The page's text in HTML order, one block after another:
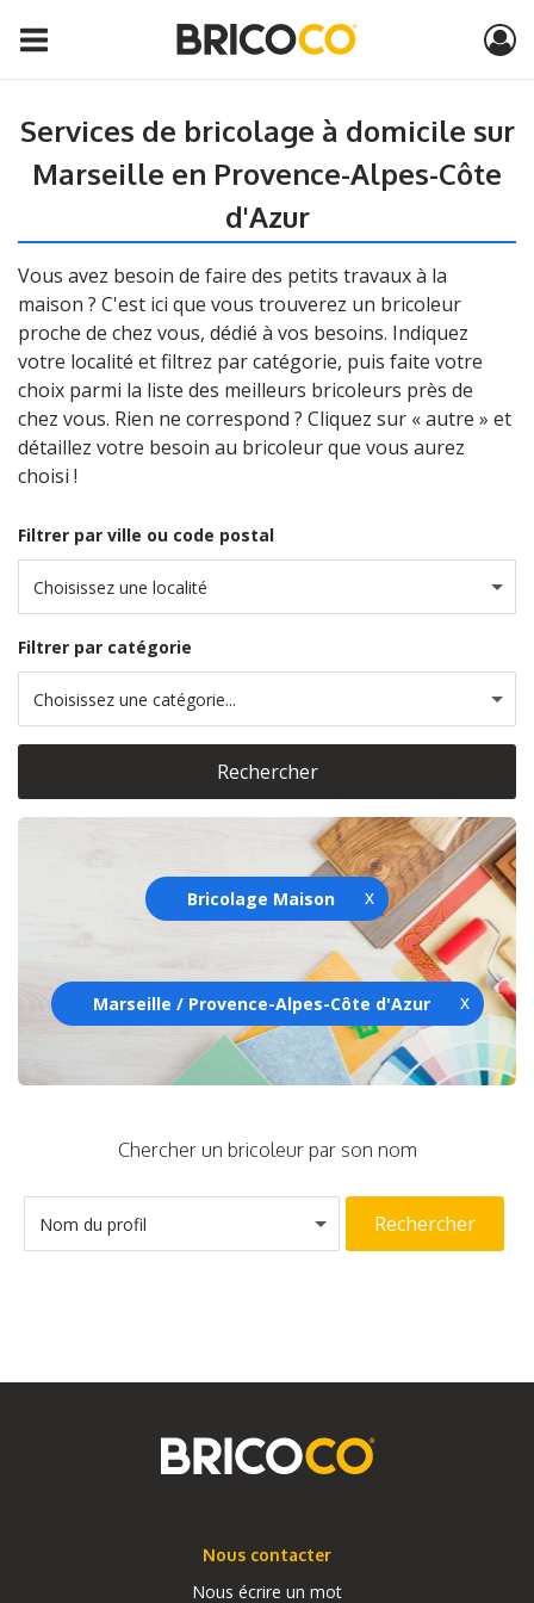
Bricolage Maison
Marseille / Provence-Alpes-Côte d'Azur
Services de bricolage à domicile sur
Marseille en Provence-Alpes-Côte
d'Azur
Vous avez besoin de faire des petits travaux à la
maison ? C'est ici que vous trouverez un bricoleur
proche de chez vous, dédié à vos besoins. Indiquez
votre localité et filtrez par catégorie, puis faite votre
choix parmi la liste des meilleurs bricoleurs près de
chez vous. Rien ne correspond ? Cliquez sur « autre » et
détaillez votre besoin au bricoleur que vous aurez
choisi !
Filtrer par ville ou code postal
Choisissez une localité
Filtrer par catégorie
Choisissez une catégorie...
Rechercher
Chercher un bricoleur par son nom
Nom du profil Rechercher
Nous contacter
Nous écrire un mot